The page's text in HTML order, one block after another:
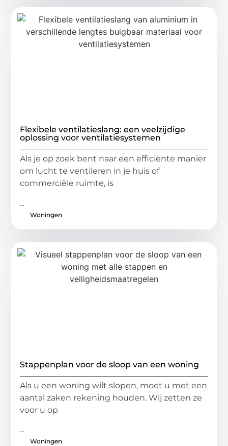
Flexibele ventilatieslang: een veelzijdige
oplossing voor ventilatiesystemen
Als je op zoek bent naar een efficiënte manier
om lucht te ventileren in je huis of
commerciële ruimte, is
...
Woningen
Stappenplan voor de sloop van een woning
Als u een woning wilt slopen, moet u met een
aantal zaken rekening houden. Wij zetten ze
voor u op
...
Woningen